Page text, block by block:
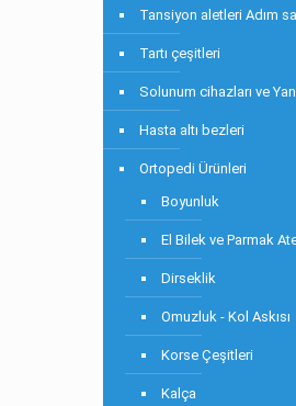
Tansiyon aletleri Adım
Tartı çeşitleri
Solunum cihazları ve
Hasta altı bezleri
Ortopedi Ürünleri
Boyunluk
El Bilek ve Parmak
Dirseklik
Omuzluk - Kol Askısı
Korse Çeşitleri
Kalça